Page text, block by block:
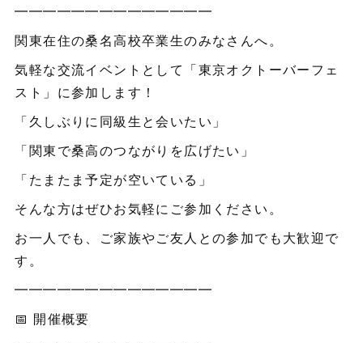
━━━━━━━━━━━━━━
関東在住の桑名高校卒業生のみなさんへ。
気軽な交流イベントとして「東京オクトーバーフェ
スト」に参加します！
「久しぶりに同級生と会いたい」
「関東で桑高のつながりを広げたい」
「たまたま予定が空いている」
そんな方はぜひお気軽にご参加ください。
お一人でも、ご家族やご友人との参加でも大歓迎で
す。
━━━━━━━━━━━━━━
📅 開催概要